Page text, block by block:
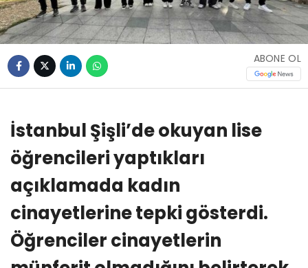
ABONE OL
İstanbul Şişli’de okuyan lise
öğrencileri yaptıkları
açıklamada kadın
cinayetlerine tepki gösterdi.
Öğrenciler cinayetlerin